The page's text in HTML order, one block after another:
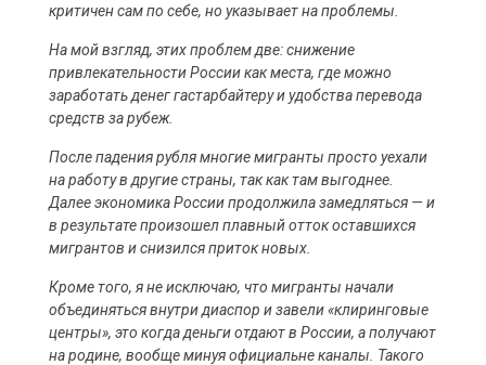
критичен сам по себе, но указывает на проблемы.
На мой взгляд, этих проблем две: снижение
привлекательности России как места, где можно
заработать денег гастарбайтеру и удобства перевода
средств за рубеж.
После падения рубля многие мигранты просто уехали
на работу в другие страны, так как там выгоднее.
Далее экономика России продолжила замедляться — и
в результате произошел плавный отток оставшихся
мигрантов и снизился приток новых.
Кроме того, я не исключаю, что мигранты начали
объединяться внутри диаспор и завели «клиринговые
центры», это когда деньги отдают в России, а получают
на родине, вообще минуя официальне каналы. Такого